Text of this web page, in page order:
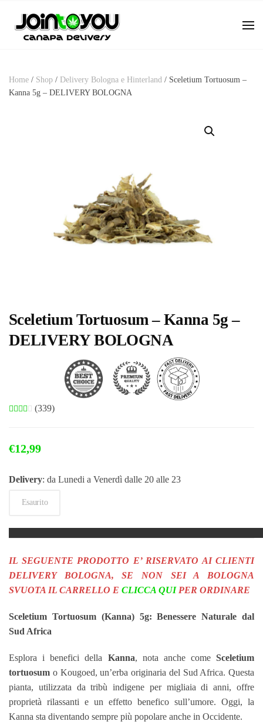
Home / Shop / Delivery Bologna e Hinterland / Sceletium Tortuosum –
Kanna 5g – DELIVERY BOLOGNA
Sceletium Tortuosum – Kanna 5g –
DELIVERY BOLOGNA
(339)
€12,99
Delivery: da Lunedi a Venerdì dalle 20 alle 23
Esaurito
IL SEGUENTE PRODOTTO E’ RISERVATO AI CLIENTI
DELIVERY BOLOGNA, SE NON SEI A BOLOGNA
SVUOTA IL CARRELLO E CLICCA QUIPER ORDINARE
Sceletium Tortuosum (Kanna) 5g: Benessere Naturale dal
Sud Africa
Esplora i benefici della Kanna, nota anche come Sceletium
tortuosum o Kougoed, un’erba originaria del Sud Africa. Questa
pianta, utilizzata da tribù indigene per migliaia di anni, offre
proprietà rilassanti e un effetto benefico sull’umore. Oggi, la
Kanna sta diventando sempre più popolare anche in Occidente.